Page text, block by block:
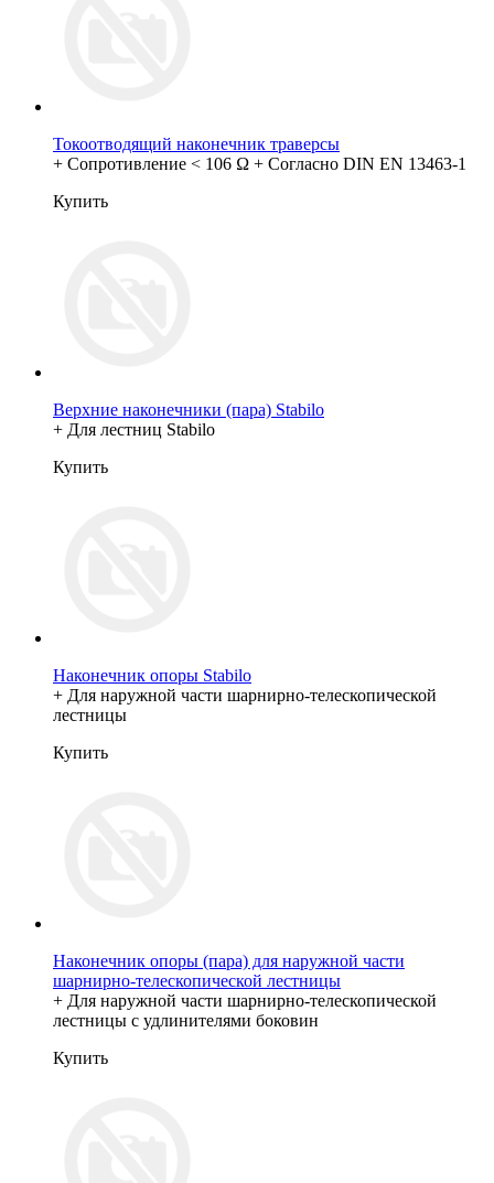
Токоотводящий наконечник траверсы
+ Сопротивление < 106 Ω + Согласно DIN EN 13463-1
Купить
Верхние наконечники (пара) Stabilo
+ Для лестниц Stabilo
Купить
Наконечник опоры Stabilo
+ Для наружной части шарнирно-телескопической
лестницы
Купить
Наконечник опоры (пара) для наружной части
шарнирно-телескопической лестницы
+ Для наружной части шарнирно-телескопической
лестницы с удлинителями боковин
Купить